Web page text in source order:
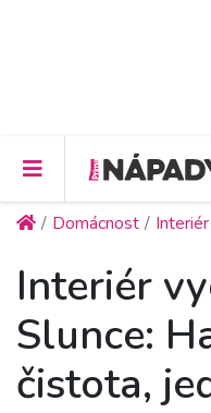
Domácnost
Interiér
Slunce:
čistota,